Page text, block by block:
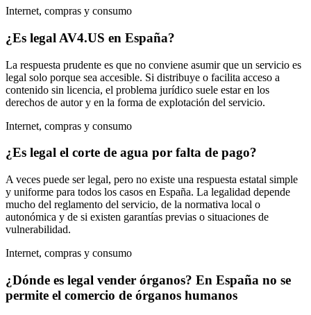
Internet, compras y consumo
¿Es legal AV4.US en España?
La respuesta prudente es que no conviene asumir que un servicio es
legal solo porque sea accesible. Si distribuye o facilita acceso a
contenido sin licencia, el problema jurídico suele estar en los
derechos de autor y en la forma de explotación del servicio.
Internet, compras y consumo
¿Es legal el corte de agua por falta de pago?
A veces puede ser legal, pero no existe una respuesta estatal simple
y uniforme para todos los casos en España. La legalidad depende
mucho del reglamento del servicio, de la normativa local o
autonómica y de si existen garantías previas o situaciones de
vulnerabilidad.
Internet, compras y consumo
¿Dónde es legal vender órganos? En España no se
permite el comercio de órganos humanos